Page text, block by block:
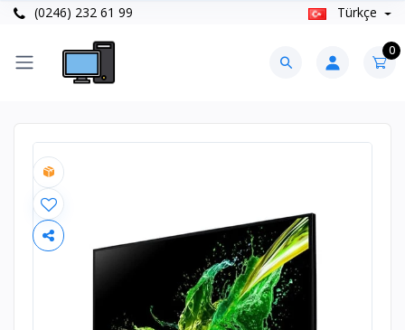
(0246) 232 61 99 Türkçe
0